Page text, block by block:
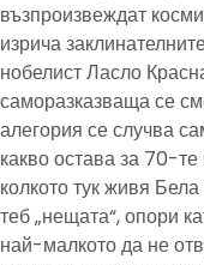
възпроизвеждат
изрича
нобелист Ласло
саморазказваща се
алегория се случва
какво остава за 70-
колкото тук живя
теб „нещата“, опори
най-малкото да не